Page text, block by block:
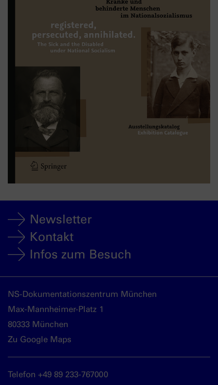
Newsletter
Kontakt
Infos zum Besuch
NS-Dokumentationszentrum München
Max-Mannheimer-Platz 1
80333 München
Zu Google Maps
Telefon +49 89 233-767000